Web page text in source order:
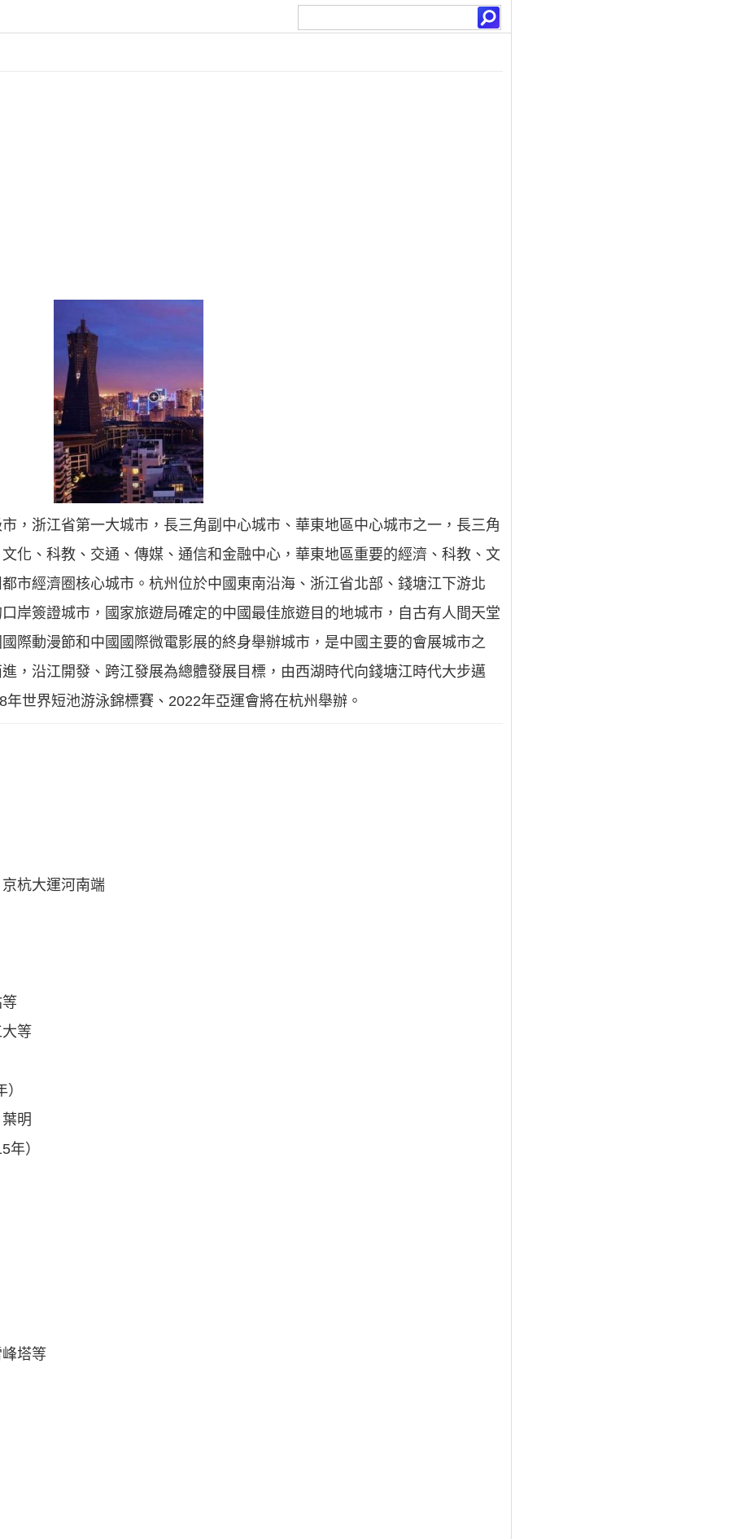
，浙江省第一大城市，長三角副中心城市、華東地區中心城市之一，長三角
化、科教、交通、傳媒、通信和金融中心，華東地區重要的經濟、科教、文
市經濟圈核心城市。杭州位於中國東南沿海、浙江省北部、錢塘江下游北
岸簽證城市，國家旅遊局確定的中國最佳旅遊目的地城市，自古有人間天堂
際動漫節和中國國際微電影展的終身舉辦城市，是中國主要的會展城市之
，沿江開發、跨江發展為總體發展目標，由西湖時代向錢塘江時代大步邁
世界短池游泳錦標賽、2022年亞運會將在杭州舉辦。
杭大運河南端
等
明
年）
塔等